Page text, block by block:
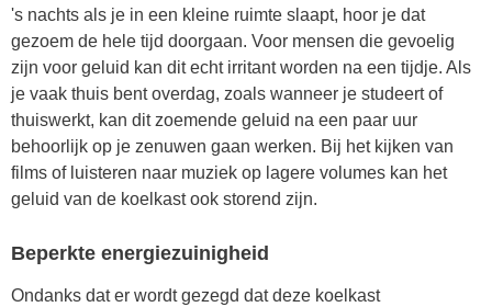
's nachts als je in een kleine ruimte slaapt, hoor je dat
gezoem de hele tijd doorgaan. Voor mensen die gevoelig
zijn voor geluid kan dit echt irritant worden na een tijdje. Als
je vaak thuis bent overdag, zoals wanneer je studeert of
thuiswerkt, kan dit zoemende geluid na een paar uur
behoorlijk op je zenuwen gaan werken. Bij het kijken van
films of luisteren naar muziek op lagere volumes kan het
geluid van de koelkast ook storend zijn.
Beperkte energiezuinigheid
Ondanks dat er wordt gezegd dat deze koelkast